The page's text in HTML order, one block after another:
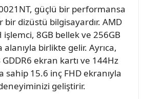
güçlü bir performansa
bir dizüstü bilgisayardır. AMD
işlemci, 8GB bellek ve 256GB
alanıyla birlikte gelir. Ayrıca,
GDDR6 ekran kartı ve 144Hz
sahip 15.6 inç FHD ekranıyla
geliştirir.